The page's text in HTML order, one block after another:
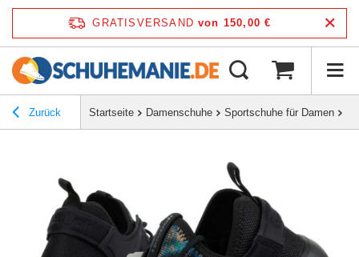
GRATISVERSAND von 150,00 €
Zurück Startseite Damenschuhe Sportschuhe für Damen